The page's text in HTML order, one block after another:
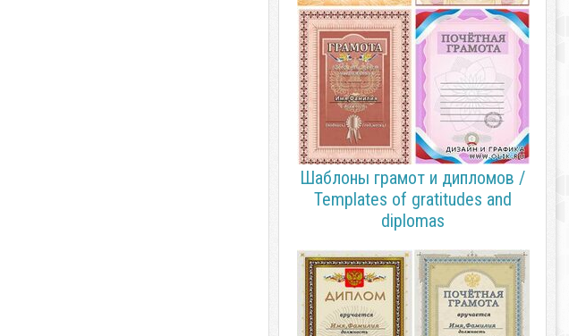
Шаблоны грамот и дипломов /
Templates of gratitudes and
diplomas